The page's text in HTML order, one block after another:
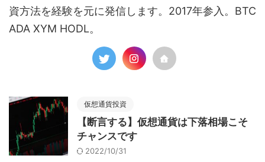
資方法を経験を元に発信します。2017年参入。BTC
ADA XYM HODL。
仮想通貨投資
【断言する】仮想通貨は下落相場こそ
チャンスです
2022/10/31